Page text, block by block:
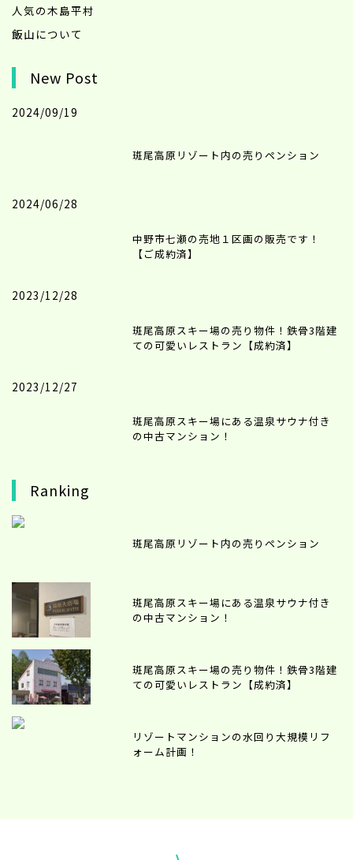
人気の木島平村
飯山について
New Post
2024/09/19
斑尾高原リゾート内の売りペンション
2024/06/28
中野市七瀬の売地１区画の販売です！
【ご成約済】
2023/12/28
斑尾高原スキー場の売り物件！鉄骨3階建
ての可愛いレストラン【成約済】
2023/12/27
斑尾高原スキー場にある温泉サウナ付き
の中古マンション！
Ranking
斑尾高原リゾート内の売りペンション
斑尾高原スキー場にある温泉サウナ付き
の中古マンション！
斑尾高原スキー場の売り物件！鉄骨3階建
ての可愛いレストラン【成約済】
リゾートマンションの水回り大規模リフ
ォーム計画！